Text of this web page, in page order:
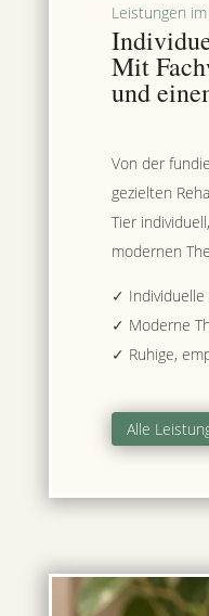
Leistungen
Mit
und
Von der
gezielten
Tier
modernen
✓ Individuelle
✓ Moderne
✓ Ruhige,
Alle